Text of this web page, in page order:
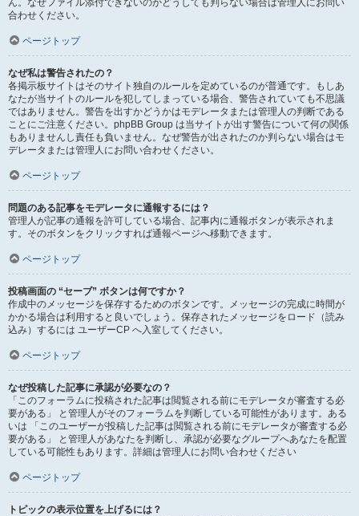
ん。なぜファイル添付できないのかどうしても判らない場合は管理人にお問い
合わせください。
ページトップ
なぜ私は警告されたの？
各掲示板サイトはそのサイト独自のルールを定めているのが普通です。もしあ
なたが当サイトのルールを犯してしまっている場合、警告されていても不思議
ではありません。警告を出すかどうかはモデレータまたは管理人の判断である
ことにご注意ください。phpBB Group は当サイトが出す警告について何の関係
もありませんし責任も負いません。なぜ警告が出されたのか判らない場合はモ
デレータまたは管理人にお問い合わせください。
ページトップ
問題のある記事をモデレータに通報するには？
管理人が記事の通報を許可している場合、記事内に通報ボタンが表示されま
す。そのボタンをクリックすれば通報ページへ移動できます。
ページトップ
投稿画面の “セーブ” ボタンは何ですか？
作成中のメッセージを保存するためのボタンです。メッセージの完成に時間が
かかる場合は利用すると良いでしょう。保存されたメッセージをロード（読み
込み）するには ユーザーCP へ入室してください。
ページトップ
なぜ投稿した記事に承認が必要なの？
「このフォーラムに投稿された記事は閲覧される前にモデレータが審査する必
要がある」 と管理人がそのフォーラムを判断している可能性があります。ある
いは 「このユーザーが投稿した記事は閲覧される前にモデレータが審査する必
要がある」 と管理人があなたを判断し、承認が必要なグループへあなたを配置
している可能性もあります。詳細は管理人にお問い合わせください
ページトップ
トピックの表示位置を上げるには？